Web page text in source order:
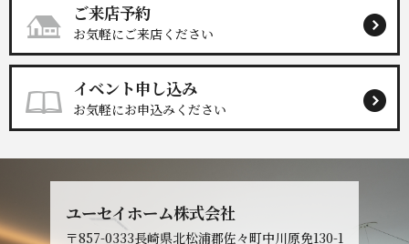
ご来店予約
お気軽にご来店ください
イベント申し込み
お気軽にお申込みください
ユーセイホーム株式会社
〒857-0333長崎県北松浦郡佐々町中川原免130-1